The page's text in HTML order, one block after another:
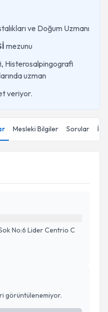
ve Doğum Uzmanı
mezunu
Histerosalpingografi
uzman
veriyor.
Mesleki Bilgiler Sorular
No:6 Lider Centrio C
görüntülenemiyor.